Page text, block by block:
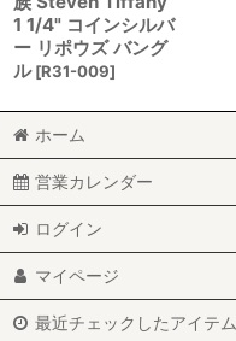
1 1/4" コインシルバ
ー リポウズ バング
ル [R31-009]
ホーム
営業カレンダー
ログイン
マイページ
最近チェックしたアイテム